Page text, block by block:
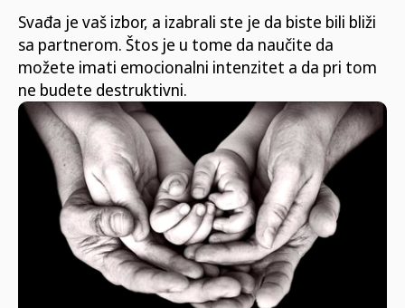
Svađa je vaš izbor, a izabrali ste je da biste bili bliži
sa partnerom. Štos je u tome da naučite da
možete imati emocionalni intenzitet a da pri tom
ne budete destruktivni.